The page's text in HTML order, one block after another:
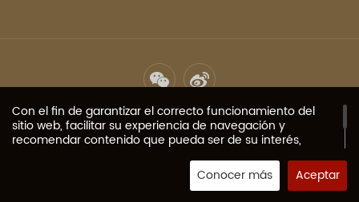
Con el fin de garantizar el correcto funcionamiento del
sitio web, facilitar su experiencia de navegación y
recomendar contenido que pueda ser de su interés,
almacenamiento local en su computadora o dispositivo
móvil proporcionado por su navegador (o aplicación
Conocer más Aceptar
Mapa del sitio Política de privacidad Contacto Servicio
de imágenes
Copyright 2023 Museo del Palacio Imperial de Beijing, todos
京ICP备05067311号-1
Apoyado por la tecnología fractal